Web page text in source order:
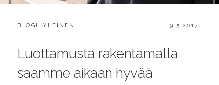
CATEGORIES:
BLOGI ,YLEINEN
POSTED
9.5.2017
Luottamusta rakentamalla
saamme aikaan hyvää